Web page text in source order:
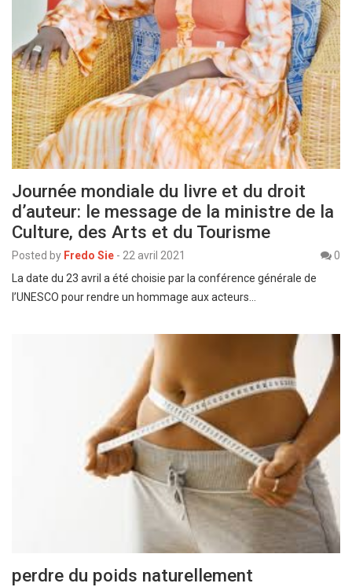
Journée mondiale du livre et du droit
d’auteur: le message de la ministre de la
Culture, des Arts et du Tourisme
Posted by Fredo Sie - 22 avril 2021
0
La date du 23 avril a été choisie par la conférence générale de
l’UNESCO pour rendre un hommage aux acteurs…
perdre du poids naturellement